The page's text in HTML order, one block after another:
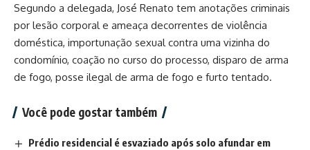
Segundo a delegada, José Renato tem anotações criminais
por lesão corporal e ameaça decorrentes de violência
doméstica, importunação sexual contra uma vizinha do
condomínio, coação no curso do processo, disparo de arma
de fogo, posse ilegal de arma de fogo e furto tentado.
Você pode gostar também
Prédio residencial é esvaziado após solo afundar em